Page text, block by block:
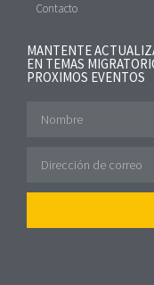
Contacto
MANTENTE
EN TEMAS
PROXIMOS EVENTOS